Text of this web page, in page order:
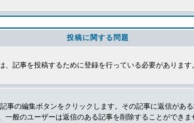
投稿に関する問題
記事を投稿するために登録を行っている必要がありま
の編集ボタンをクリックします。その記事に返信が
般のユーザーは返信のある記事を削除することができま